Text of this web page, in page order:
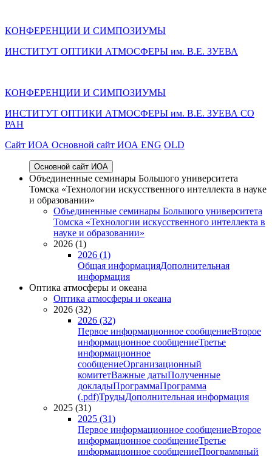
КОНФЕРЕНЦИИ И СИМПОЗИУМЫ
ИНСТИТУТ ОПТИКИ АТМОСФЕРЫ им. В.Е. ЗУЕВА
КОНФЕРЕНЦИИ И СИМПОЗИУМЫ
ИНСТИТУТ ОПТИКИ АТМОСФЕРЫ им. В.Е. ЗУЕВА СО
РАН
Cайт ИОА Основной сайт ИОА ENG OLD
Основной сайт ИОА
Объединенные семинары Большого университета
Томска «Технологии искусственного интеллекта в науке
и образовании»
Объединенные семинары Большого университета
Томска «Технологии искусственного интеллекта в
науке и образовании»
2026 (1)
2026 (1)
Общая информацияДополнительная
информация
Оптика атмосферы и океана
Оптика атмосферы и океана
2026 (32)
2026 (32)
Первое информационное сообщениеВторое
информационное сообщениеТретье
информационное
сообщениеОрганизационный
комитетВажные датыПолученные
докладыПрограммаПрограмма
(.pdf)ТрудыДополнительная информация
2025 (31)
2025 (31)
Первое информационное сообщениеВторое
информационное сообщениеТретье
информационное сообщениеПрограммный